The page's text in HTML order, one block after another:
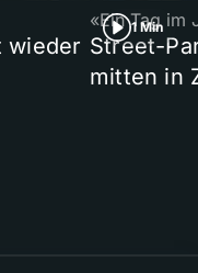
wieder
1 Min
«Ein Tag im
Street-
mitten in